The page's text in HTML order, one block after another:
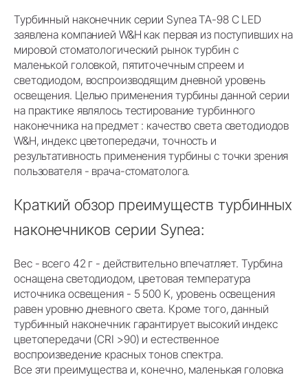
Турбинный наконечник серии Synea TA-98 C LED
заявлена компанией W&H как первая из поступивших на
мировой стоматологический рынок турбин с
маленькой головкой, пятиточечным спреем и
светодиодом, воспроизводящим дневной уровень
освещения. Целью применения турбины данной серии
на практике являлось тестирование турбинного
наконечника на предмет : качество света светодиодов
W&H, индекс цветопередачи, точность и
результативность применения турбины с точки зрения
пользователя - врача-стоматолога.
Краткий обзор преимуществ турбинных
наконечников серии Synea:
Вес - всего 42 г - действительно впечатляет. Турбина
оснащена светодиодом, цветовая температура
источника освещения - 5 500 K, уровень освещения
равен уровню дневного света. Кроме того, данный
турбинный наконечник гарантирует высокий индекс
цветопередачи (CRI >90) и естественное
воспроизведение красных тонов спектра.
Все эти преимущества и, конечно, маленькая головка